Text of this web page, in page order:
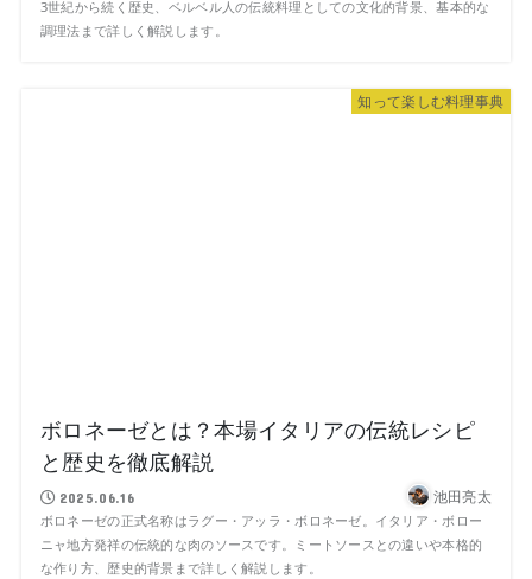
3世紀から続く歴史、ベルベル人の伝統料理としての文化的背景、基本的な
調理法まで詳しく解説します。
知って楽しむ料理事典
ボロネーゼとは？本場イタリアの伝統レシピ
と歴史を徹底解説
2025.06.16 池田亮太
ボロネーゼの正式名称はラグー・アッラ・ボロネーゼ。イタリア・ボロー
ニャ地方発祥の伝統的な肉のソースです。ミートソースとの違いや本格的
な作り方、歴史的背景まで詳しく解説します。